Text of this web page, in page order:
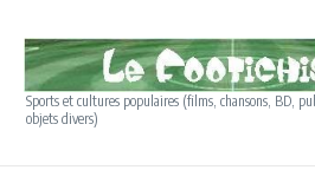
Sports et cultures populaires (films, chansons, BD,
objets divers)